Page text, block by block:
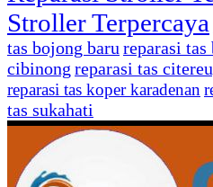
Stroller Terpercaya
tas bojong baru reparasi tas
cibinong reparasi tas
reparasi tas koper karadenan
tas sukahati